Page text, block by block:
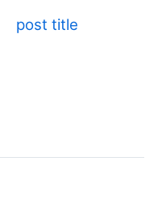
post title